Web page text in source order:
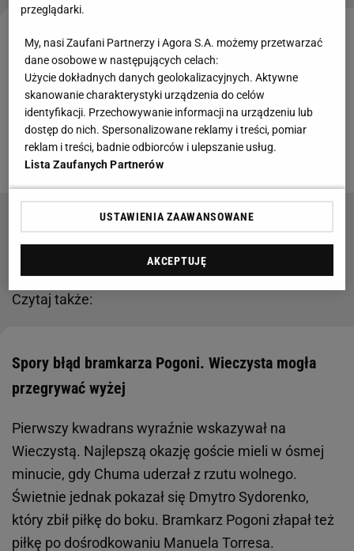
Jeszcze przed meczem było gorąco, bo Sławomir
Peszko powiedział w Kanale Sportowym, że
Wieczysta obserwuje trzech graczy Pogoni. Chodziło
o Jakuba Apolinarskiego, Nikodema Niskiego oraz
Kamila Odolaka. Ta wypowiedź oczywiście nie
spodobała się trenerowi Sasalowi.
Czytaj także:
Katastrofa Wisły przed Superpucharem Polski.
Spełnił się czarny scenariusz
Spory błąd bramkarza Pogoni. Wieczysta mogła
przegrywać wyżej
Pierwszy kwadrans wyraźnie wskazywał na
Wieczystą. Najlepszą okazję goście mieli w ósmej
minucie, gdy Chuma uderzał z rzutu wolnego.
Świetnie jednak pokazał się Dmytro Sydorenko,
który zbił piłkę do boku. Bramkarz Pogoni złapał też
piłkę po dośrodkowaniu Manuela Torresa.
przeglądarki.
My, nasi Zaufani Partnerzy i Agora S.A. możemy przetwarzać
dane osobowe w następujących celach:
Użycie dokładnych danych geolokalizacyjnych. Aktywne
skanowanie charakterystyki urządzenia do celów
identyfikacji. Przechowywanie informacji na urządzeniu lub
dostęp do nich. Spersonalizowane reklamy i treści, pomiar
reklam i treści, badnie odbiorców i ulepszanie usług.
Lista Zaufanych Partnerów
USTAWIENIA ZAAWANSOWANE
AKCEPTUJĘ